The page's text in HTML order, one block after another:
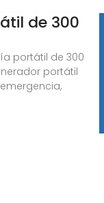
de 300
portátil de 300
portátil